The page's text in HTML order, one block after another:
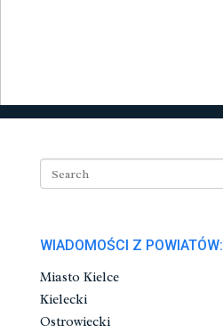
WIADOMOŚCI Z POWIATÓW:
Miasto Kielce
Kielecki
Ostrowiecki